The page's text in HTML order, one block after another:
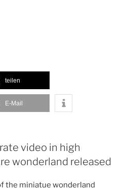
teilen
E-Mail
video in high
wonderland released
the miniatue wonderland